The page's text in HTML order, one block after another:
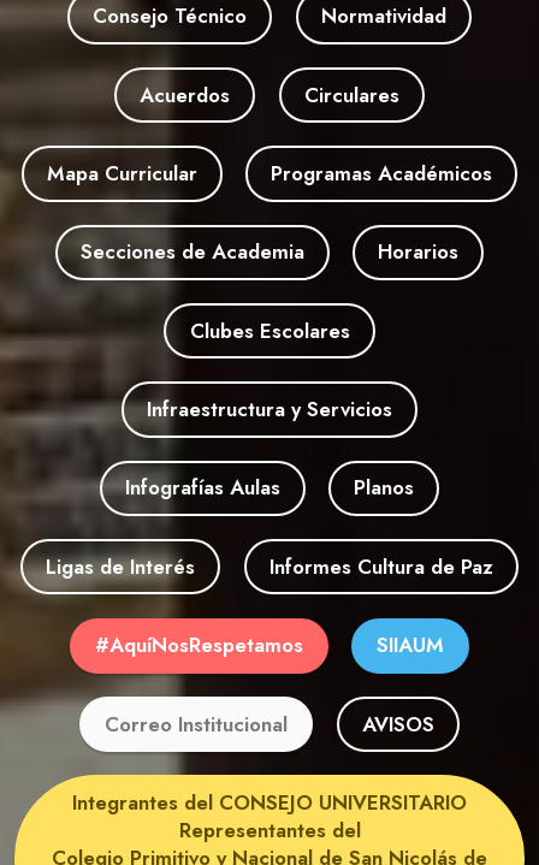
Consejo Técnico Normatividad
Acuerdos Circulares
Mapa Curricular Programas Académicos
Secciones de Academia Horarios
Clubes Escolares
Infraestructura y Servicios
Infografías Aulas Planos
Ligas de Interés Informes Cultura de Paz
#AquíNosRespetamos SIIAUM
Correo Institucional AVISOS
Integrantes del CONSEJO UNIVERSITARIO
Representantes del
Colegio Primitivo y Nacional de San Nicolás de